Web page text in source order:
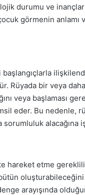
durumu ve
görmenin anlamı
Rüyada bir veya
veya başlaması
eder. Bu nedenle,
alacağına
hareket etme
bütün
arayışında